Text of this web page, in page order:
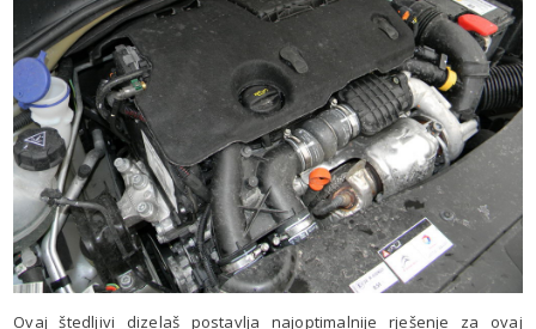
Ovaj štedljivi dizelaš postavlja najoptimalnije rješenje za ovaj